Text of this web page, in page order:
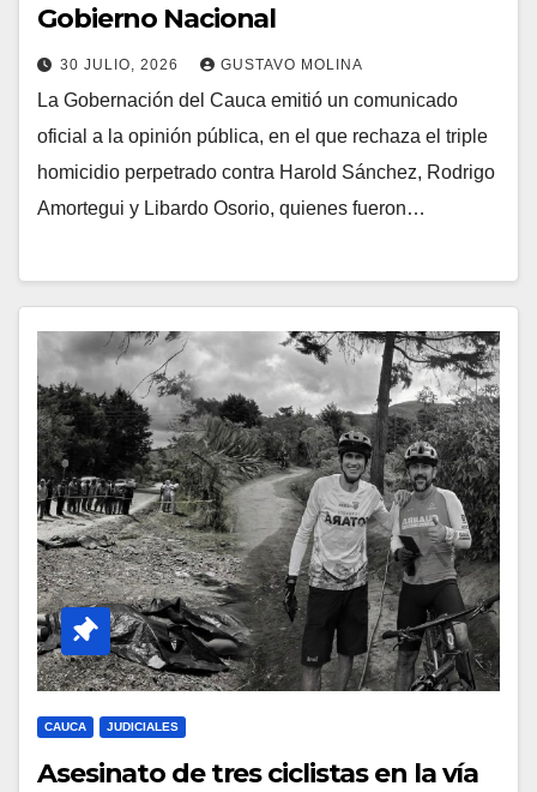
Gobierno Nacional
30 JULIO, 2026 GUSTAVO MOLINA
La Gobernación del Cauca emitió un comunicado
oficial a la opinión pública, en el que rechaza el triple
homicidio perpetrado contra Harold Sánchez, Rodrigo
Amortegui y Libardo Osorio, quienes fueron…
CAUCA JUDICIALES
Asesinato de tres ciclistas en la vía